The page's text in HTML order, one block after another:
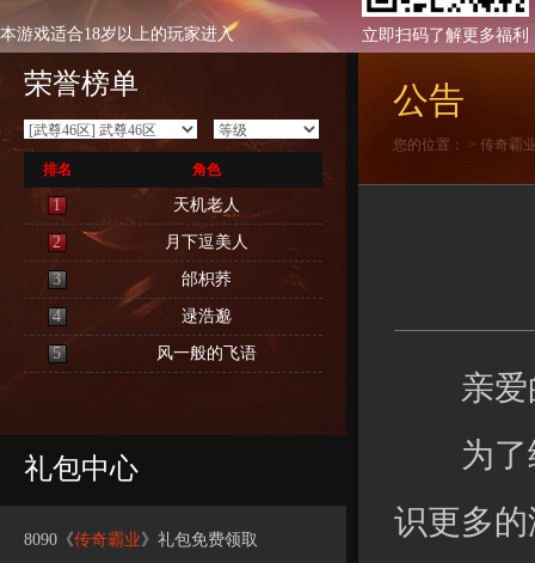
立即扫码了解更多福利
本游戏适合18岁以上的玩家进入
荣誉榜单
排名 角色
1 天机老人
2 月下逗美人
3 邰枳荞
4 逯浩邈
5 风一般的飞语
礼包中心
8090《传奇霸业》礼包免费领取
公告
您的位置： > 传奇霸
亲爱
为了给
识更多